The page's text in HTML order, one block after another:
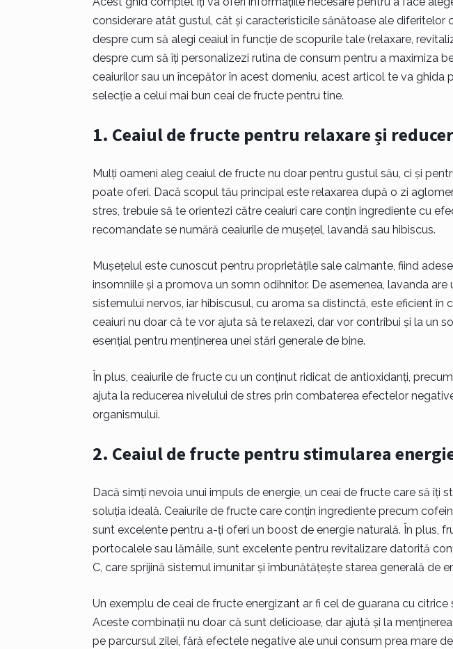
considerare atât gustul, cât și caracteristicile sănătoase ale diferitelor
despre cum să alegi ceaiul în funcție de scopurile tale (relaxare,
despre cum să îți personalizezi rutina de consum pentru a maximiza
ceaiurilor sau un începător în acest domeniu, acest articol te va ghida
selecție a celui mai bun ceai de fructe pentru tine.
1. Ceaiul de fructe pentru relaxare și
Mulți oameni aleg ceaiul de fructe nu doar pentru gustul său, ci și
poate oferi. Dacă scopul tău principal este relaxarea după o zi
stres, trebuie să te orientezi către ceaiuri care conțin ingrediente cu
recomandate se numără ceaiurile de mușețel, lavandă sau hibiscus.
Mușețelul este cunoscut pentru proprietățile sale calmante, fiind
insomniile și a promova un somn odihnitor. De asemenea, lavanda
sistemului nervos, iar hibiscusul, cu aroma sa distinctă, este eficient în
ceaiuri nu doar că te vor ajuta să te relaxezi, dar vor contribui și la un
esențial pentru menținerea unei stări generale de bine.
În plus, ceaiurile de fructe cu un conținut ridicat de antioxidanți,
ajuta la reducerea nivelului de stres prin combaterea efectelor
organismului.
2. Ceaiul de fructe pentru stimularea
Dacă simți nevoia unui impuls de energie, un ceai de fructe care să îți
soluția ideală. Ceaiurile de fructe care conțin ingrediente precum
sunt excelente pentru a-ți oferi un boost de energie naturală. În plus,
portocalele sau lămâile, sunt excelente pentru revitalizare datorită
C, care sprijină sistemul imunitar și îmbunătățește starea generală de
Un exemplu de ceai de fructe energizant ar fi cel de guarana cu citrice
Aceste combinații nu doar că sunt delicioase, dar ajută și la
pe parcursul zilei, fără efectele negative ale unui consum prea mare